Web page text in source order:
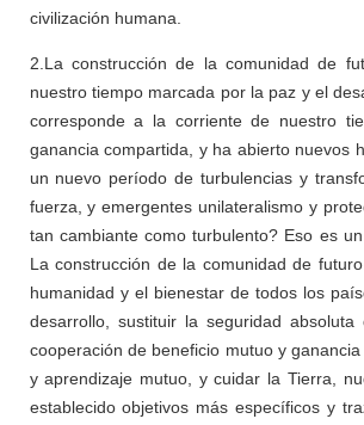
civilización humana.
2.La construcción de la comunidad de
nuestro tiempo marcada por la paz y el
corresponde a la corriente de nuestro
ganancia compartida, y ha abierto nuevos
un nuevo período de turbulencias y
fuerza, y emergentes unilateralismo y
tan cambiante como turbulento? Eso es
La construcción de la comunidad de
humanidad y el bienestar de todos los
desarrollo, sustituir la seguridad
cooperación de beneficio mutuo y
y aprendizaje mutuo, y cuidar la Tierra,
establecido objetivos más específicos y